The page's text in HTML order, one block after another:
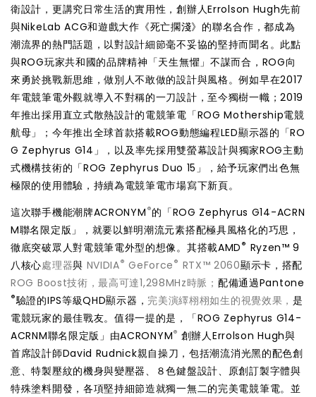
衛設計，更講究日常生活的實用性，創辦人Errolson Hugh先前
與NikeLab ACG和遊戲大作《死亡擱淺》的聯名合作，都成為
潮流界的熱門話題，以對設計細節毫不妥協的堅持而聞名。此點
與ROG玩家共和國的品牌精神「天生無懼」不謀而合，ROG向
來勇於挑戰新思維，做別人不敢做的設計與風格。例如早在2017
年電競筆電外觀就導入不對稱的一刀設計，至今獨樹一幟；2019
年推出採用直立式散熱設計的電競筆電「ROG Mothership電競
航母」；今年推出全球首款搭載ROG動態編程LED顯示器的「RO
G Zephyrus G14」，以及率先採用雙螢幕設計與獨家ROG主動
式機構技術的「ROG Zephyrus Duo 15」，給予玩家們出色無
極限的使用體驗，持續為電競筆電市場寫下新頁。
這次聯手機能潮牌ACRONYM ®的「ROG Zephyrus G14-ACRN
M聯名限定版」，就要以鮮明潮流元素搭配極具風格化的巧思，
徹底突破眾人對電競筆電外型的想像。其搭載AMD ® Ryzen™ 9
八核心處理器與 NVIDIA® GeForce ® RTX™ 2060顯示卡，搭配
ROG Boost技術，最高可達1,298MHz時脈； 配備通過Pantone
®驗證的IPS等級QHD顯示器， 完美演繹栩栩如生的視覺效果，是
電競玩家的最佳戰友。值得一提的是，「ROG Zephyrus G14-
ACRNM聯名限定版」由ACRONYM® 創辦人Errolson Hugh與
首席設計師David Rudnick親自操刀，包括潮流消光黑的配色創
意、特製壓紋的機身與變壓器、８色鍵盤設計、原創訂製字體與
特殊塗料開發，各項堅持細節造就獨一無二的完美電競筆電。並